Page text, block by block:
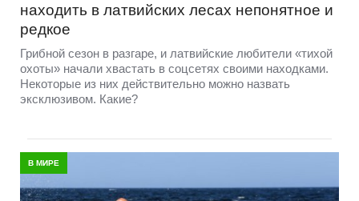
находить в латвийских лесах непонятное и
редкое
Грибной сезон в разгаре, и латвийские любители «тихой
охоты» начали хвастать в соцсетях своими находками.
Некоторые из них действительно можно назвать
эксклюзивом. Какие?
В МИРЕ